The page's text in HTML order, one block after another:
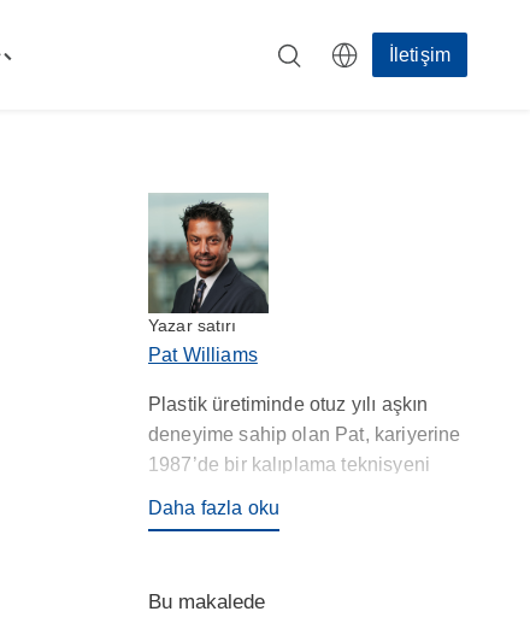
İletişim
Yazar satırı
Pat Williams
Plastik üretiminde otuz yılı aşkın
deneyime sahip olan Pat, kariyerine
1987’de bir kalıplama teknisyeni
özellikle Asya bölgesinde Rosti’nin
tesislerin kurulması ve bölgesel
Daha fazla oku
Bu makalede